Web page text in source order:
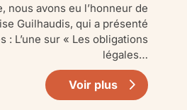
nous avons eu l’honneur de
Guilhaudis, qui a présenté
: L’une sur « Les obligations
légales…
Voir plus